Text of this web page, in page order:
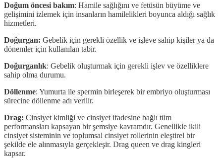
Doğum öncesi bakım: Hamile sağlığını ve fetüsün büyüme ve
gelişimini izlemek için insanların hamilelikleri boyunca aldığı sağlık
hizmetleri.
Doğurgan: Gebelik için gerekli özellik ve işleve sahip kişiler ya da
dönemler için kullanılan tabir.
Doğurganlık: Gebelik oluşturmak için gerekli işlev ve özelliklere
sahip olma durumu.
Döllenme: Yumurta ile spermin birleşerek bir embriyo oluşturması
sürecine döllenme adı verilir.
Drag: Cinsiyet kimliği ve cinsiyet ifadesine bağlı tüm
performansları kapsayan bir şemsiye kavramdır. Genellikle ikili
cinsiyet sisteminin ve toplumsal cinsiyet rollerinin eleştirel bir
şekilde ele alınmasıyla gerçekleşir. Drag queen ve drag kingleri
kapsar.